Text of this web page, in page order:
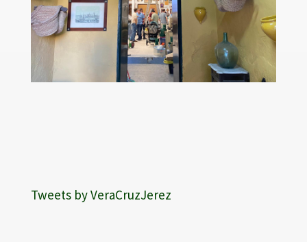
Tweets by VeraCruzJerez